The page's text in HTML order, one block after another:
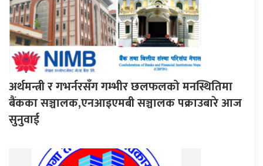
अर्थमन्त्री र गभर्नरसँग गम्भीर छलफलको मनस्थितिमा
बैंकका सञ्चालक,एनआइएमबी सञ्चालक पक्राउबारे आज
सुनुवाई